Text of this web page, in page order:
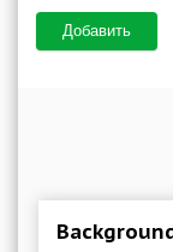
Добавить